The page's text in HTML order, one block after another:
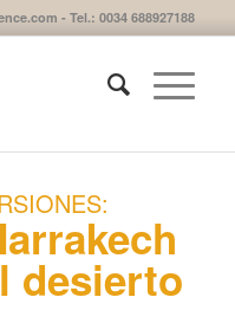
- Tel.: 0034 688927188
desierto